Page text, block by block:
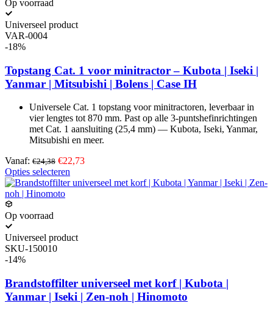
optie
op
de
productpagina
Op voorraad
Universeel product
VAR-0004
-18%
Topstang Cat. 1 voor minitractor – Kubota | Iseki |
Yanmar | Mitsubishi | Bolens | Case IH
Universele Cat. 1 topstang voor minitractoren, leverbaar in
vier lengtes tot 870 mm. Past op alle 3-puntshefinrichtingen
met Cat. 1 aansluiting (25,4 mm) — Kubota, Iseki, Yanmar,
Mitsubishi en meer.
Vanaf: €24,38 €22,73
Opties selecteren
product
optie
op
de
productpagina
Op voorraad
Universeel product
SKU-150010
-14%
Brandstoffilter universeel met korf | Kubota |
Yanmar | Iseki | Zen-noh | Hinomoto